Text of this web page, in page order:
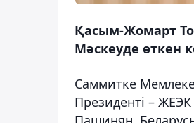
Қасым-Жомарт
Мәскеуде өткен
Саммитке
Президенті –